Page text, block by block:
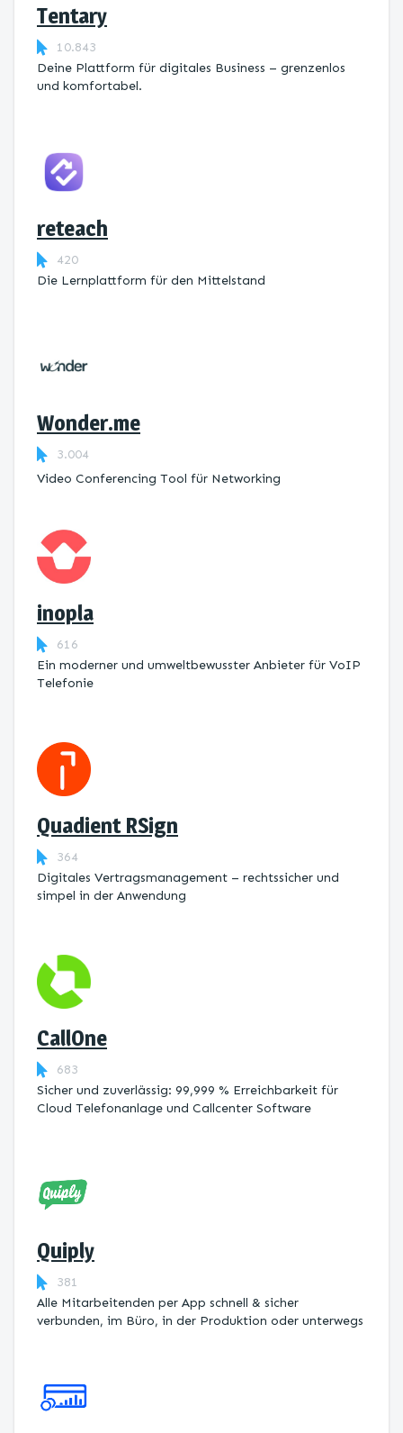
Tentary
10.843
Deine Plattform für digitales Business – grenzenlos
und komfortabel.
reteach
420
Die Lernplattform ​für den Mittelstand
Wonder.me
3.004
Video Conferencing Tool für Networking
inopla
616
Ein moderner und umweltbewusster Anbieter für VoIP
Telefonie
Quadient RSign
364
Digitales Vertragsmanagement – rechtssicher und
simpel in der Anwendung
CallOne
683
Sicher und zuverlässig: 99,999 % Erreichbarkeit für
Cloud Telefonanlage und Callcenter Software
Quiply
381
Alle Mitarbeitenden per App schnell & sicher
verbunden, im Büro, in der Produktion oder unterwegs